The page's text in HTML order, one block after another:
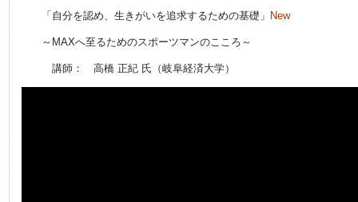
「自分を認め、生きがいを追求するための基礎」 New
～MAXへ至るためのスポーツマンのこころ～
講師： 高橋 正紀 氏（岐阜経済大学）